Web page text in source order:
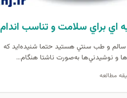
اي براي سلامت و تناسب اندام
سالم و طب سنتي هستيد حتما شنيده‌ايد كه
و نوشيدني‌ها به‌صورت ناشتا هنگام...